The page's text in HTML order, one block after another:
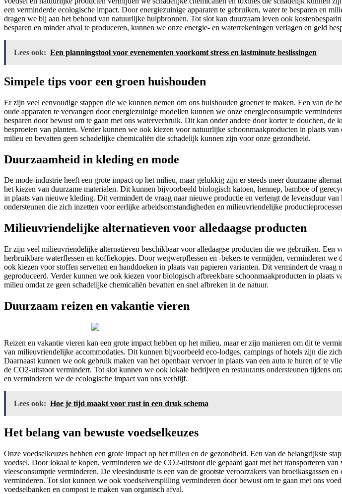
een verminderde ecologische impact. Door energiezuinige apparaten te gebruiken, water te besparen en
dragen we bij aan het behoud van natuurlijke hulpbronnen. Tot slot kan duurzaam leven ook
besparen en minder afval te produceren, kunnen we onze energie- en waterrekeningen verlagen en geld
Lees ook: Een planningstool voor evenementen voorkomt stress en lastminute beslissingen
Simpele tips voor een groen huishouden
Er zijn veel eenvoudige stappen die we kunnen nemen om ons huishouden groener te maken. Een van de
oude apparaten te vervangen door energiezuinige modellen kunnen we onze energieconsumptie
besparen door bewust om te gaan met ons waterverbruik. Dit kan onder andere door korter te douchen, de
besproeien van planten. Verder kunnen we ook kiezen voor natuurlijke schoonmaakproducten in plaats
milieu en bevatten geen schadelijke chemicaliën die schadelijk kunnen zijn voor onze gezondheid.
Duurzaamheid in kleding en mode
De mode-industrie heeft een grote impact op het milieu, maar gelukkig zijn er steeds meer duurzame
het kiezen van duurzame materialen. Dit kunnen bijvoorbeeld biologisch katoen, hennep, bamboe of
in plaats van nieuwe kleding. Dit vermindert de vraag naar nieuwe productie en verlengt de levensduur
ondersteunen die zich inzetten voor eerlijke arbeidsomstandigheden en milieuvriendelijke
Milieuvriendelijke alternatieven voor alledaagse producten
Er zijn veel milieuvriendelijke alternatieven beschikbaar voor alledaagse producten die we gebruiken. Een
herbruikbare waterflessen en koffiekopjes. Door wegwerpflessen en -bekers te vermijden, verminderen
ook kiezen voor stoffen servetten en handdoeken in plaats van papieren varianten. Dit vermindert de
geproduceerd. Verder kunnen we ook kiezen voor biologisch afbreekbare schoonmaakproducten in
milieu omdat ze geen schadelijke chemicaliën bevatten en snel afbreken in de natuur.
Duurzaam reizen en vakantie vieren
Reizen en vakantie vieren kan een grote impact hebben op het milieu, maar er zijn manieren om dit te
van milieuvriendelijke accommodaties. Dit kunnen bijvoorbeeld eco-lodges, campings of hotels zijn die
Daarnaast kunnen we ook gebruik maken van het openbaar vervoer in plaats van een auto te huren of te
de CO2-uitstoot vermindert. Tot slot kunnen we ook lokale bedrijven en restaurants ondersteunen tijdens
en verminderen we de ecologische impact van ons verblijf.
Lees ook: Hoe je tijd maakt voor rust in een druk schema
Het belang van bewuste voedselkeuzes
Onze voedselkeuzes hebben een grote impact op het milieu en de gezondheid. Een van de belangrijkste
voedsel. Door lokaal te kopen, verminderen we de CO2-uitstoot die gepaard gaat met het transporteren
vleesconsumptie verminderen. De vleesindustrie is een van de grootste veroorzakers van broeikasgassen
verminderen. Tot slot kunnen we ook voedselverspilling verminderen door bewust om te gaan met ons
voedselbanken en compost te maken van organisch afval.